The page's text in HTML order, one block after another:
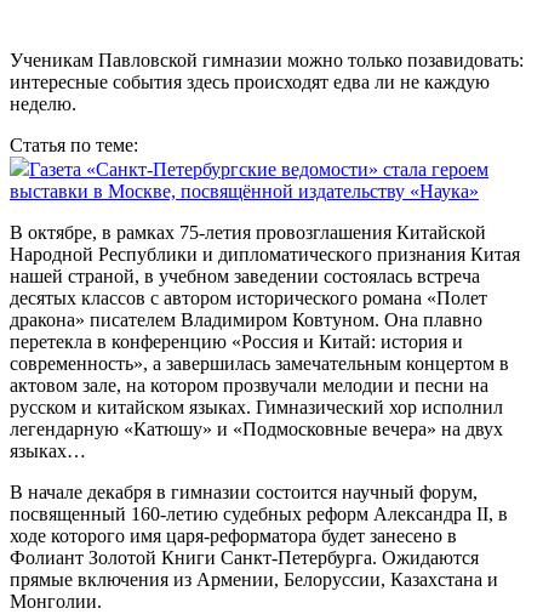
Ученикам Павловской гимназии можно только позавидовать:
интересные события здесь происходят едва ли не каждую
неделю.
Статья по теме:
Газета «Санкт-Петербургские ведомости» стала героем
выставки в Москве, посвящённой издательству «Наука»
В октябре, в рамках 75‑летия провозглашения Китайской
Народной Республики и дипломатического признания Китая
нашей страной, в учебном заведении состоялась встреча
десятых классов с автором исторического романа «Полет
дракона» писателем Владимиром Ковтуном. Она плавно
перетекла в конференцию «Россия и Китай: история и
современность», а завершилась замечательным концертом в
актовом зале, на котором прозвучали мелодии и песни на
русском и китайском языках. Гимназический хор исполнил
легендарную «Катюшу» и «Подмосковные вечера» на двух
языках…
В начале декабря в гимназии состоится научный форум,
посвященный 160‑летию судебных реформ Александра II, в
ходе которого имя царя-реформатора будет занесено в
Фолиант Золотой Книги Санкт-Петербурга. Ожидаются
прямые включения из Армении, Белоруссии, Казахстана и
Монголии.